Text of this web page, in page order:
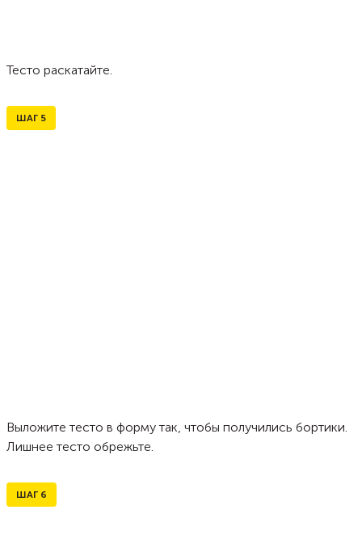
Тесто раскатайте.
ШАГ 5
Выложите тесто в форму так, чтобы получились бортики.
Лишнее тесто обрежьте.
ШАГ 6